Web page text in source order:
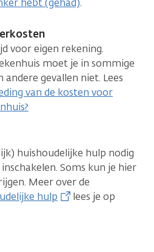
voor eigen rekening.
moet je in sommige
gevallen niet. Lees
van de kosten voor
huishoudelijke hulp nodig
Soms kun je hier
Meer over de
hulp
lees je op